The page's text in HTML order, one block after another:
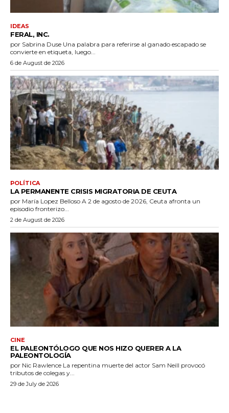
IDEAS
FERAL, INC.
por Sabrina Duse Una palabra para referirse al ganado escapado se
convierte en etiqueta, luego...
6 de August de 2026
POLÍTICA
LA PERMANENTE CRISIS MIGRATORIA DE CEUTA
por María Lopez Belloso A 2 de agosto de 2026, Ceuta afronta un
episodio fronterizo...
2 de August de 2026
CINE
EL PALEONTÓLOGO QUE NOS HIZO QUERER A LA
PALEONTOLOGÍA
por Nic Rawlence La repentina muerte del actor Sam Neill provocó
tributos de colegas y...
29 de July de 2026